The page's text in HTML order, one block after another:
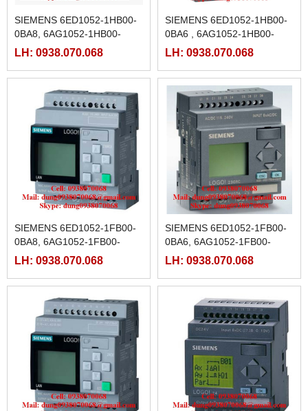
SIEMENS 6ED1052-1HB00-
0BA8, 6AG1052-1HB00-
7BA8
LH: 0938.070.068
SIEMENS 6ED1052-1HB00-
0BA6 , 6AG1052-1HB00-
2BA6 , 6AG1052-1HB00-
LH: 0938.070.068
SIEMENS 6ED1052-1FB00-
0BA8, 6AG1052-1FB00-
7BA8
LH: 0938.070.068
SIEMENS 6ED1052-1FB00-
0BA6, 6AG1052-1FB00-
2BA6 , 6AG1052-1FB00-
LH: 0938.070.068